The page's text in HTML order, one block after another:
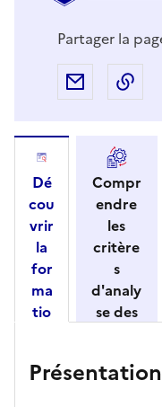
Partager la
Partager
Dé
cou
vrir
la
for
ma
tio
ses
Compr
endre
les
critère
s
d'analy
se des
par